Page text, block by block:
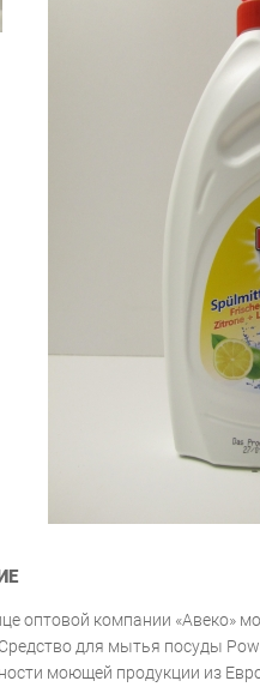
оптовой компании «Авеко»
для мытья посуды
моющей продукции из